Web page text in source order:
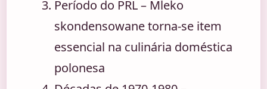
Período do PRL– Mleko
skondensowane torna-se item
essencial na culinária doméstica
polonesa